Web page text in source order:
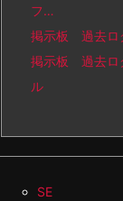
フ…
掲示板 過去ロ
掲示板 過去ロ
ル
SE